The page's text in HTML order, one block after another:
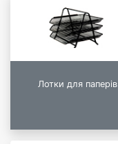
Лотки для паперів